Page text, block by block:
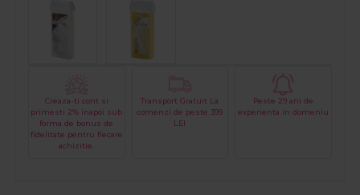
Creaza-ti cont si
primesti 2% inapoi sub
forma de bonus de
fidelitate pentru fiecare
achizitie.
Transport Gratuit La
comenzi de peste 399
LEI
Peste 29 ani de
experienta in domeniu